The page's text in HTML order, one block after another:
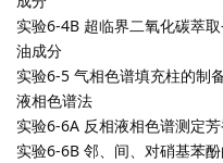
实验6-4B 超临界二氧化碳萃
油成分
实验6-5 气相色谱填充柱的制
液相色谱法
实验6-6A 反相液相色谱测定
实验6-6B 邻、间、对硝基苯